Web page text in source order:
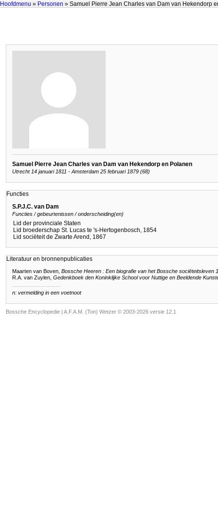
Hoofdmenu » Personen » Samuel Pierre Jean Charles van Dam van Hekendorp
Samuel Pierre Jean Charles van Dam van Hekendorp en Polanen
Utrecht 14 januari 1811 - Amsterdam 25 februari 1879 (68)
Functies
S.P.J.C. van Dam
Functies / gebeurtenissen / onderscheiding(en)
Lid der provinciale Staten
Lid broederschap St. Lucas te 's-Hertogenbosch, 1854
Lid sociëteit de Zwarte Arend, 1867
Literatuur en bronnenpublicaties
Maarten van Boven, Bossche Heeren : Een biografie van het Bossche sociëteitsleven
R.A. van Zuylen, Gedenkboek den Koninklijke School voor Nuttige en Beeldende
n: vermelding in een voetnoot
Bossche Encyclopedie | A.F.A.M. (Ton) Wetzer © 2003-2026 versie 12.1